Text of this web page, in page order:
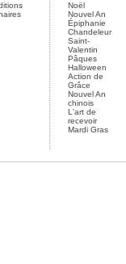
Noël
Nouvel An
Épiphanie
Chandeleur
Saint-
Valentin
Pâques
Halloween
Action de
Grâce
Nouvel An
chinois
L'art de
recevoir
Mardi Gras